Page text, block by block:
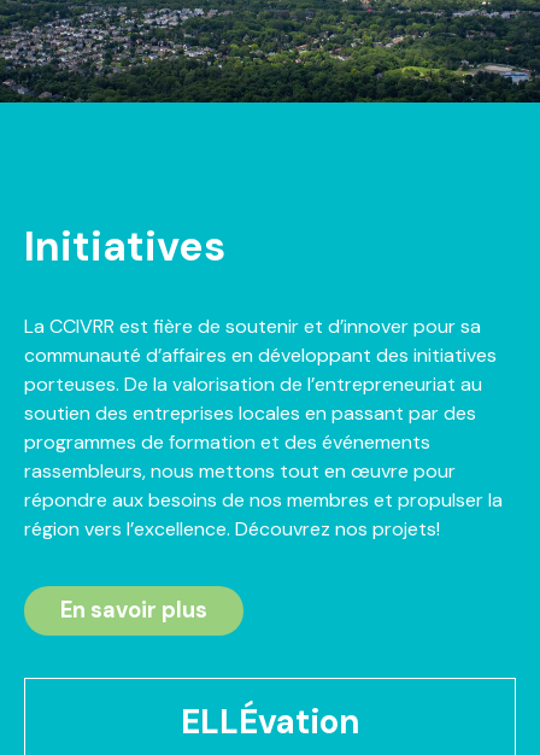
Initiatives
La CCIVRR est fière de soutenir et d’innover pour sa
communauté d’affaires en développant des initiatives
porteuses. De la valorisation de l’entrepreneuriat au
soutien des entreprises locales en passant par des
programmes de formation et des événements
rassembleurs, nous mettons tout en œuvre pour
répondre aux besoins de nos membres et propulser la
région vers l’excellence. Découvrez nos projets!
En savoir plus
ELLÉvation